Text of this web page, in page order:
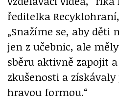
ředitelka
„Snažíme se, aby děti
jen z učebnic, ale
sběru aktivně zapojit
zkušenosti a
hravou formou.“